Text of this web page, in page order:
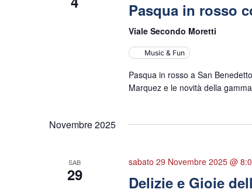
Pasqua in rosso
Viale Secondo Moretti
Music & Fun
Pasqua in rosso a San
Marquez e le novità della
Novembre 2025
SAB
29
sabato 29 Novembre 2025 @
Delizie e Gioie